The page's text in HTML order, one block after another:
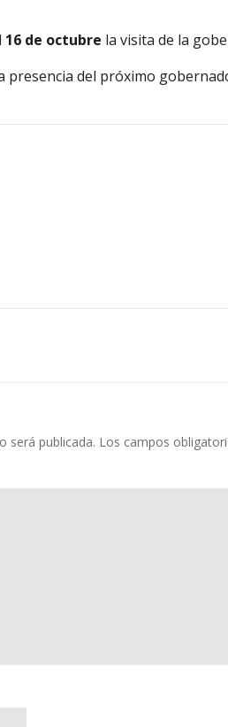
16 de octubre la visita de la
presencia del próximo
será publicada. Los campos